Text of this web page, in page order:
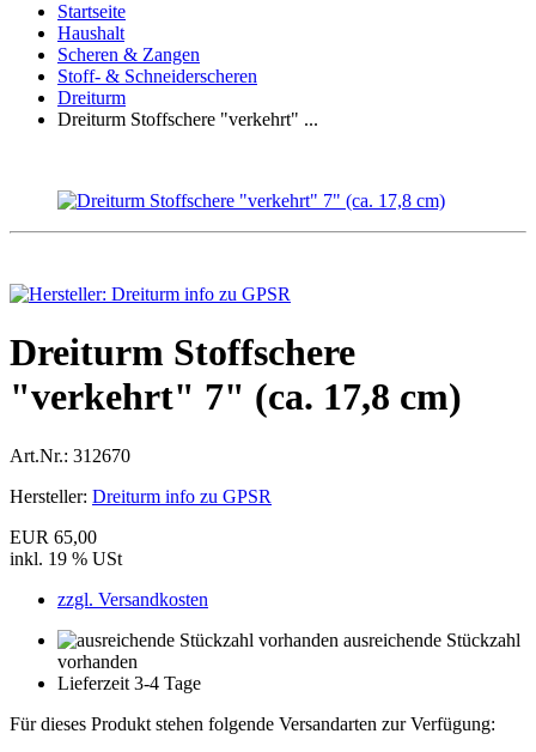
Startseite
Haushalt
Scheren & Zangen
Stoff- & Schneiderscheren
Dreiturm
Dreiturm Stoffschere "verkehrt" ...
Dreiturm Stoffschere
"verkehrt" 7" (ca. 17,8 cm)
Art.Nr.: 312670
Hersteller: Dreiturm info zu GPSR
EUR 65,00
inkl. 19 % USt
zzgl. Versandkosten
ausreichende Stückzahl
vorhanden
Lieferzeit 3-4 Tage
Für dieses Produkt stehen folgende Versandarten zur Verfügung: